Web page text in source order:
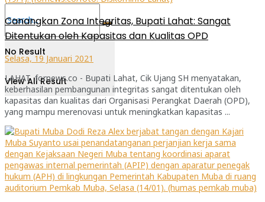
No Result
View All Result
Canangkan Zona Integritas, Bupati Lahat: Sangat
Ditentukan oleh Kapasitas dan Kualitas OPD
Selasa, 19 Januari 2021
LAHAT, fornews.co - Bupati Lahat, Cik Ujang SH menyatakan,
keberhasilan pembangunan integritas sangat ditentukan oleh
kapasitas dan kualitas dari Organisasi Perangkat Daerah (OPD),
yang mampu merenovasi untuk meningkatkan kapasitas ...